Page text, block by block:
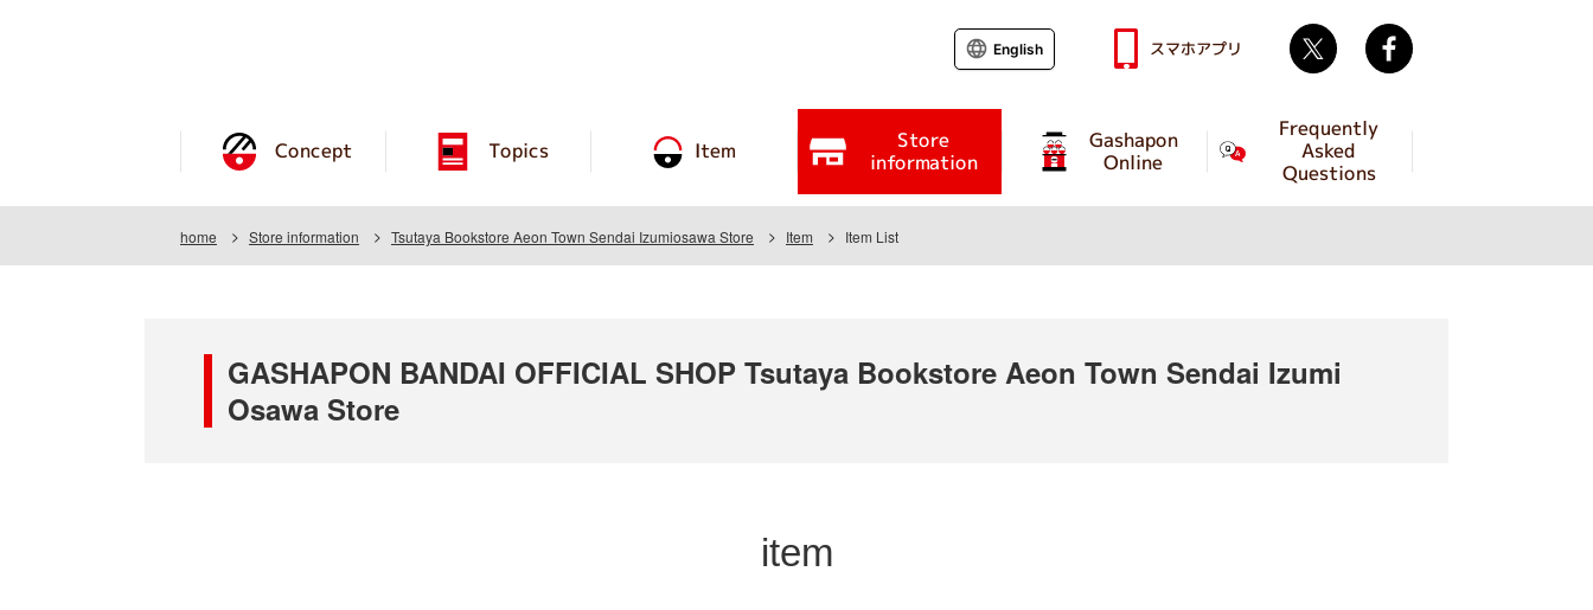
Concept Topics Item Store
information
Gashapon
Online
Frequently
Asked
Questions
English スマホアプリ Twitter
home Store information Tsutaya Bookstore Aeon Town Sendai Izumiosawa Store Item Item List
GASHAPON BANDAI OFFICIAL SHOP Tsutaya Bookstore Aeon Town Sendai Izumi
Osawa Store
item